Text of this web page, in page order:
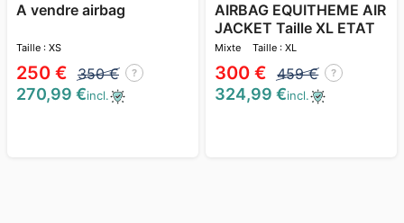
A vendre airbag
Taille : XS
250 € 350 € ?
270,99 €incl.
AIRBAG EQUITHEME AIR
JACKET Taille XL ETAT
NEUF
Mixte Taille : XL
300 € 459 € ?
324,99 €incl.